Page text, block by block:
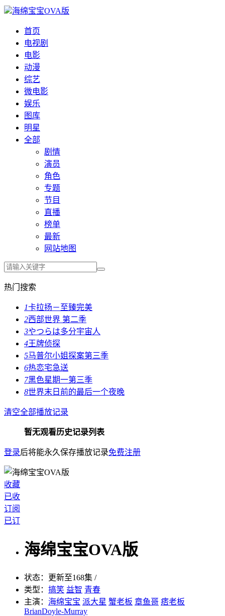
海绵宝宝OVA版
首页
电视剧
电影
动漫
综艺
微电影
娱乐
图库
明星
全部
剧情
演员
角色
专题
节目
直播
榜单
最新
网站地图
热门搜索
1卡拉扬－至臻完美
2西部世界 第二季
3やつらは多分宇宙人
4王牌侦探
5马普尔小姐探案第三季
6热恋宅急送
7黑色星期一第三季
8世界末日前的最后一个夜晚
清空全部播放记录
暂无观看历史记录列表
登录后将能永久保存播放记录免费注册
收藏
已收
订阅
已订
海绵宝宝OVA版
状态：
更新至168集 /
类型： 搞笑 益智 青春
主演： 海绵宝宝 派大星 蟹老板 章鱼哥 痞老板
BrianDoyle-Murray